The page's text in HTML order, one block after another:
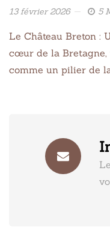
13 février 2026 5
Le Château Breton :
cœur de la Bretagne,
comme un pilier de